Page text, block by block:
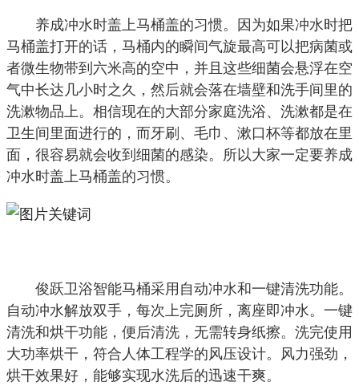
养成冲水时盖上马桶盖的习惯。因为如果冲水时把
马桶盖打开的话，马桶内的瞬间气旋最高可以把病菌或
者微生物带到六米高的空中，并且这些细菌会悬浮在空
气中长达几小时之久，然后就会落在墙壁和洗手间里的
洗漱物品上。相信现在的大部分家庭洗浴、洗漱都是在
卫生间里面进行的，而牙刷、毛巾、漱口杯等都放在里
面，很容易就会收到细菌的感染。所以大家一定要养成
冲水时盖上马桶盖的习惯。
俊跃卫浴智能马桶采用自动冲水和一键清洗功能。
自动冲水解放双手，每次上完厕所，离座即冲水。一键
清洗和烘干功能，便后清洗，无需转身纸擦。洗完使用
大功率烘干，符合人体工程学的风压设计。风力强劲，
烘干效果好，能够实现水洗后的迅速干爽。